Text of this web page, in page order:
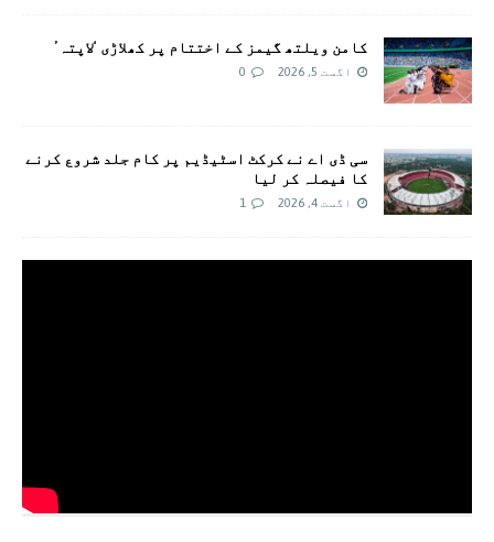
کامن ویلتھ گیمز کے اختتام پر کھلاڑی ‘لاپتہ’
اگست 5, 2026 0
سی ڈی اے نے کرکٹ اسٹیڈیم پر کام جلد شروع کرنے
کا فیصلہ کر لیا
اگست 4, 2026 1